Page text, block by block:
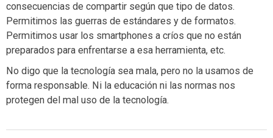
consecuencias de compartir según que tipo de datos.
Permitimos las guerras de estándares y de formatos.
Permitimos usar los smartphones a críos que no están
preparados para enfrentarse a esa herramienta, etc.
No digo que la tecnología sea mala, pero no la usamos de
forma responsable. Ni la educación ni las normas nos
protegen del mal uso de la tecnología.